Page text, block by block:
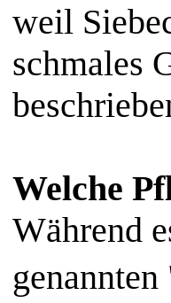
weil
schmales
Welche
Während